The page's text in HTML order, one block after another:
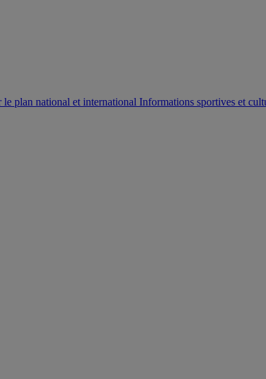
Informations sportives et